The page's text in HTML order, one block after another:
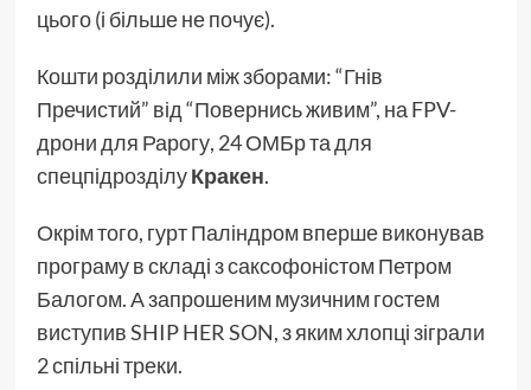
цього (і більше не почує).
Кошти розділили між зборами: “Гнів
Пречистий” від “Повернись живим”, на FPV-
дрони для Рарогу, 24 ОМБр та для
спецпідрозділуКракен.
Окрім того, гурт Паліндром вперше виконував
програму в складі з саксофоністом Петром
Балогом. А запрошеним музичним гостем
виступив SHIP HER SON, з яким хлопці зіграли
2 спільні треки.